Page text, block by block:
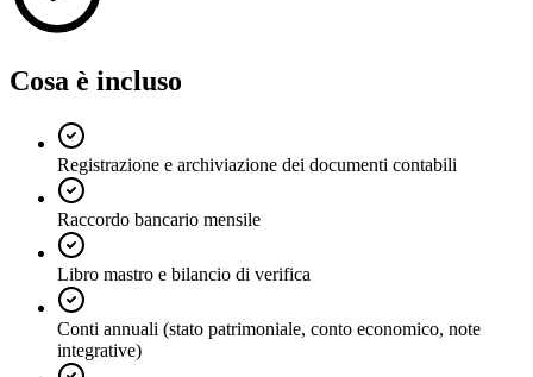
Cosa è incluso
Registrazione e archiviazione dei documenti contabili
Raccordo bancario mensile
Libro mastro e bilancio di verifica
Conti annuali (stato patrimoniale, conto economico, note
integrative)